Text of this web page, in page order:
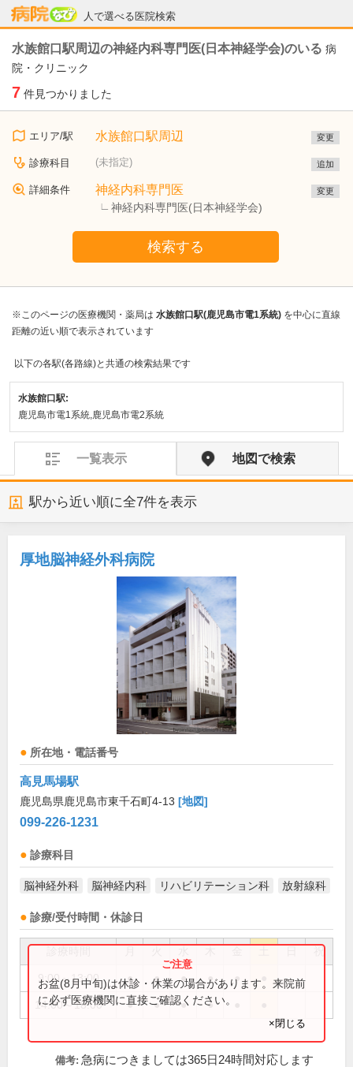
人で選べる医院検索
病院なび
水族館口駅周辺の神経内科専門医(日本神経学会)のいる 病
院・クリニック
7 件見つかりました
エリア/駅 水族館口駅周辺 変更
診療科目 (未指定) 追加
詳細条件 神経内科専門医
神経内科専門医(日本神経学会)
変更
検索する
※このページの医療機関・薬局は 水族館口駅(鹿児島市電1系統) を中心に直線
距離の近い順で表示されています
以下の各駅(各路線)と共通の検索結果です
水族館口駅:
鹿児島市電1系統,鹿児島市電2系統
一覧表示 地図で検索
駅から近い順に全7件を表示
厚地脳神経外科病院
所在地・電話番号
高見馬場駅
鹿児島県鹿児島市東千石町4-13 [地図]
099-226-1231
診療科目
脳神経外科 脳神経内科 リハビリテーション科 放射線科
診療/受付時間・休診日
祝
9:00～13:00 ● ● ● ● ●
14:00～18:00 ● ● ● ●
お盆(8月中旬)は休診・休業の場合があります。来院前
に必ず医療機関に直接ご確認ください。
×閉じる
備考: 急病につきましては365日24時間対応します